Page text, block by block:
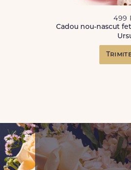
499
Cadou nou-nascut